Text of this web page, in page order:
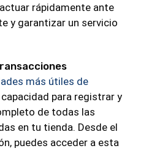
rápidamente ante
y garantizar un servicio
más útiles de
para registrar y
de todas las
en tu tienda. Desde el
puedes acceder a esta